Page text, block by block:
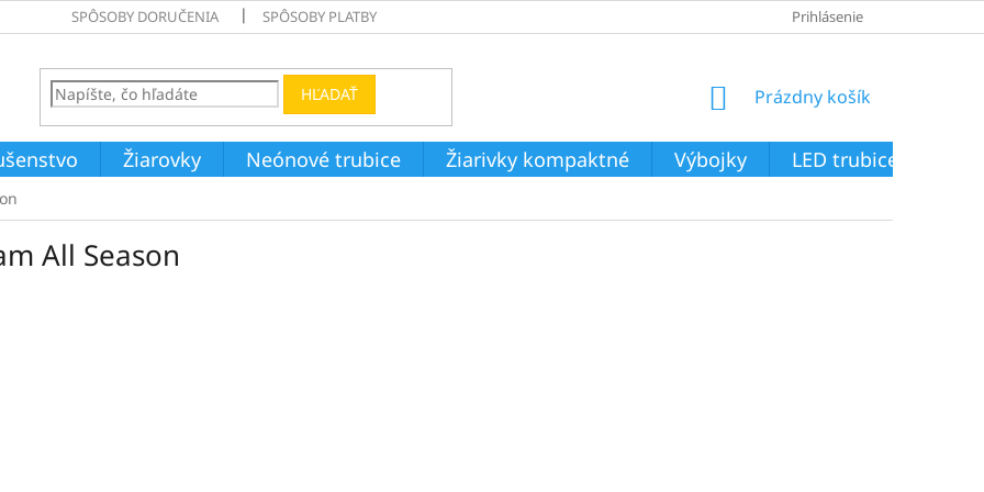
SPÔSOBY DORUČENIA SPÔSOBY PLATBY Prihlásenie
HĽADAŤ
NÁKUPNÝ
Prázdny košík
Žiarovky Neónové trubice Žiarivky kompaktné Výbojky LED trubice
All Season